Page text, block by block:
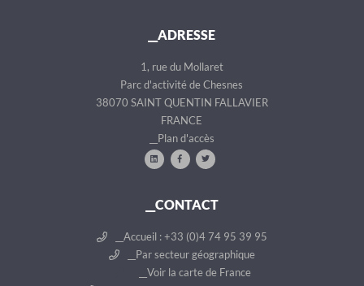
__ADRESSE
1, rue du Mollaret
Parc d'activité de Chesnes
38070 SAINT QUENTIN FALLAVIER
FRANCE
__Plan d'accès
__CONTACT
__Accueil : +33 (0)4 74 95 39 95
__Par secteur géographique
__Voir la carte de France